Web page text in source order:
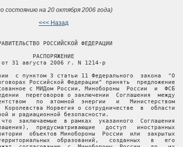
состоянию на 20 октября 2006 года)
<<< Назад
РОССИЙСКОЙ ФЕДЕРАЦИИ
РАСПОРЯЖЕНИЕ
31 августа 2006 г. N 1214-р
с пунктом 3 статьи 11 Федерального  закона  "О
Российской Федерации" принять  предложение
с МИДом России, Минобороны  России  и  ФСБ
переговоров о заключении  Соглашения  между
по  атомной  энергии   и   Министерством
Королевства Норвегия о сотрудничестве  в  области
и радиационной безопасности.
заключаемые  в рамках  указанного  Соглашения
предусматривающие   доступ   иностранных
объектов Минобороны  России  или  закрытых
образований,   созданных   в   его